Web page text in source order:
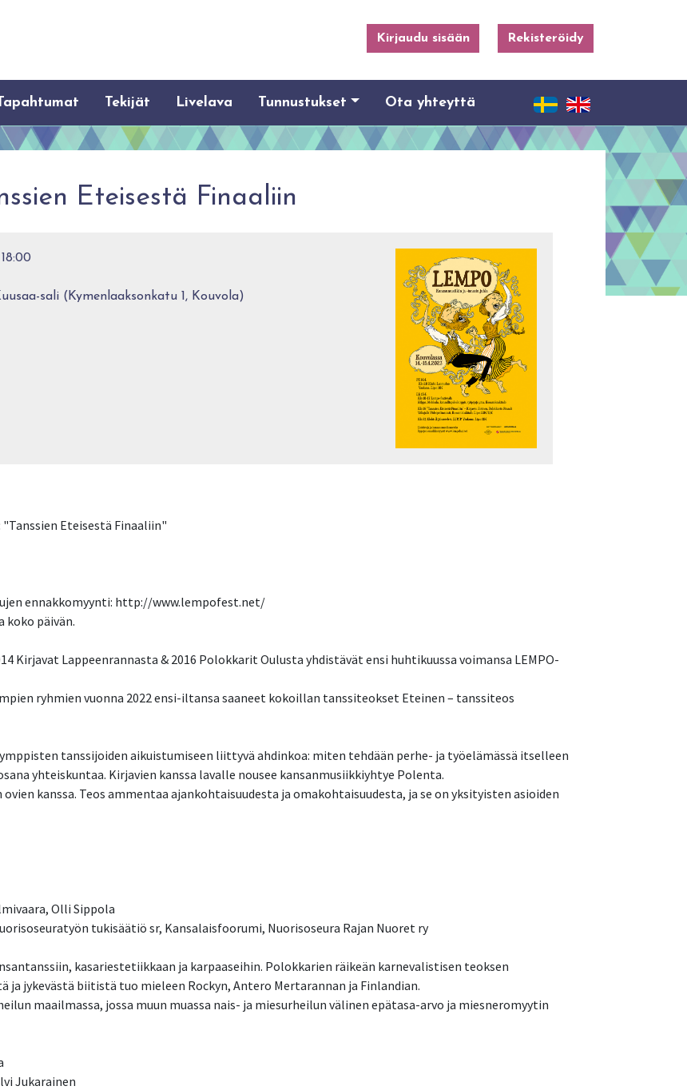
Kirjaudu sisään Rekisteröidy
Tapahtumat Tekijät Livelava Tunnustukset Ota yhteyttä
Eteisestä Finaaliin
sali (Kymenlaaksonkatu 1, Kouvola)
"Tanssien Eteisestä Finaaliin"
ennakkomyynti: http://www.lempofest.net/
koko päivän.
Kirjavat Lappeenrannasta & 2016 Polokkarit Oulusta yhdistävät ensi huhtikuussa voimansa LEMPO-
ryhmien vuonna 2022 ensi-iltansa saaneet kokoillan tanssiteokset Eteinen – tanssiteos
tanssijoiden aikuistumiseen liittyvä ahdinkoa: miten tehdään perhe- ja työelämässä itselleen
yhteiskuntaa. Kirjavien kanssa lavalle nousee kansanmusiikkiyhtye Polenta.
kanssa. Teos ammentaa ajankohtaisuudesta ja omakohtaisuudesta, ja se on yksityisten asioiden
Olli Sippola
tukisäätiö sr, Kansalaisfoorumi, Nuorisoseura Rajan Nuoret ry
kasariestetiikkaan ja karpaaseihin. Polokkarien räikeän karnevalistisen teoksen
jykevästä biitistä tuo mieleen Rockyn, Antero Mertarannan ja Finlandian.
maailmassa, jossa muun muassa nais- ja miesurheilun välinen epätasa-arvo ja miesneromyytin
Jukarainen